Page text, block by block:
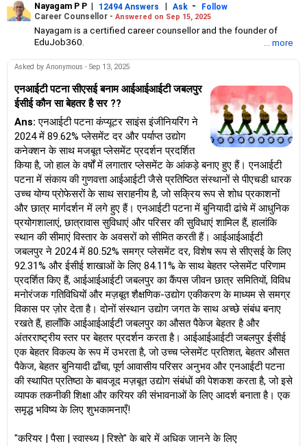
Nayagam P P | 12494 Answers | Ask -
Follow
Career Counsellor - Answered on Sep 15, 2025
Nayagam is a certified career counsellor and the founder of
EduJob360.
years of experience in tutoring and mentoring students from
and college/university.
He also counsels students on how to prepare for entrance
exams for getting admission into reputed universities /colleges
for their graduate/postgraduate courses.
He has guided both fresh graduates and experienced
professionals on how to write a resume, how to prepare for job
interviews and how to negotiate their salary when joining a new
job.
Nayagam has published an eBook, Professional Resume Writing
Without Googling.
He has a postgraduate degree in human resources from Bhartiya
Vidya Bhavan, Delhi, a postgraduate diploma in labour law from
Madras University, a postgraduate diploma in school counselling
from Symbiosis, Pune, and a certification in child psychology
from Counsel India.
He has also completed his master’s degree in career counselling
from ICCC-Mindler and Counsel, India.
... more
Asked by Anonymous - Sep 13, 2025
एनआईटी पटना सीएसई बनाम आईआईआईटी जबलपुर
ईसीई कौन सा बेहतर है सर ??
Ans: एनआईटी पटना कंप्यूटर साइंस इंजीनियरिंग ने
2024 में 89.62% प्लेसमेंट दर और पर्याप्त उद्योग
कनेक्शन के साथ मजबूत प्लेसमेंट प्रदर्शन प्रदर्शित
किया है, जो हाल के वर्षों में लगातार प्लेसमेंट के आंकड़े बनाए हुए हैं। एनआईटी
पटना में संकाय की गुणवत्ता आईआईटी जैसे प्रतिष्ठित संस्थानों से पीएचडी धारक
उच्च योग्य प्रोफेसरों के साथ सराहनीय है, जो सक्रिय रूप से शोध प्रकाशनों
और छात्र मार्गदर्शन में लगे हुए हैं। एनआईटी पटना में बुनियादी ढांचे में आधुनिक
प्रयोगशालाएं, छात्रावास सुविधाएं और परिसर की सुविधाएं शामिल हैं, हालांकि
स्थान की सीमाएं विस्तार के अवसरों को सीमित करती हैं। आईआईआईटी
जबलपुर ने 2024 में 80.52% समग्र प्लेसमेंट दर, विशेष रूप से सीएसई के लिए
92.31% और ईसीई शाखाओं के लिए 84.11% के साथ बेहतर प्लेसमेंट परिणाम
प्रदर्शित किए हैं, आईआईआईटी जबलपुर का कैंपस जीवन छात्र समितियों, विविध
मनोरंजक गतिविधियों और मज़बूत शैक्षणिक-उद्योग एकीकरण के माध्यम से समग्र
विकास पर ज़ोर देता है। दोनों संस्थान उद्योग जगत के साथ अच्छे संबंध बनाए
रखते हैं, हालाँकि आईआईआईटी जबलपुर का औसत पैकेज बेहतर है और
अंतरराष्ट्रीय स्तर पर बेहतर प्रदर्शन करता है। आईआईआईटी जबलपुर ईसीई
एक बेहतर विकल्प के रूप में उभरता है, जो उच्च प्लेसमेंट प्रतिशत, बेहतर औसत
पैकेज, बेहतर बुनियादी ढाँचा, पूर्ण आवासीय परिसर अनुभव और एनआईटी पटना
की स्थापित प्रतिष्ठा के बावजूद मज़बूत उद्योग संबंधों की पेशकश करता है, जो इसे
व्यापक तकनीकी शिक्षा और करियर की संभावनाओं के लिए आदर्श बनाता है। एक
समृद्ध भविष्य के लिए शुभकामनाएँ!
"करियर | पैसा | स्वास्थ्य | रिश्ते" के बारे में अधिक जानने के लिए